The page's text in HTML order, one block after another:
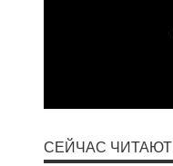
СЕЙЧАС ЧИТАЮТ